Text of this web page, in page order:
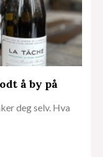
å by på
deg selv. Hva